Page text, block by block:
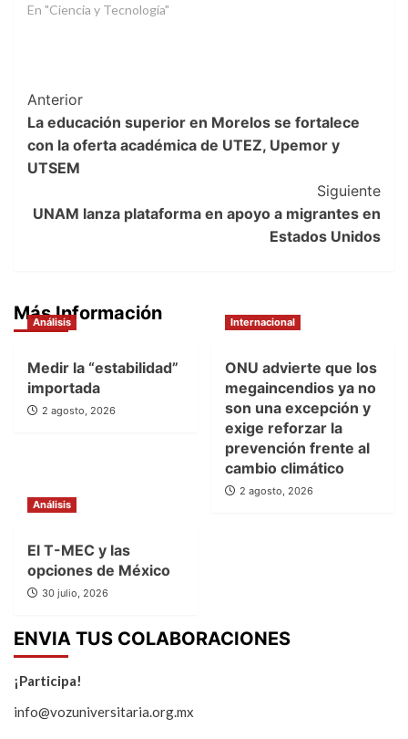
En "Ciencia y Tecnología"
Post
Navigation
Anterior
La educación superior en Morelos se fortalece
con la oferta académica de UTEZ, Upemor y
UTSEM
Siguiente
UNAM lanza plataforma en apoyo a migrantes en
Estados Unidos
Más Información
Análisis
Medir la “estabilidad”
importada
2 agosto, 2026
Internacional
ONU advierte que los
megaincendios ya no
son una excepción y
exige reforzar la
prevención frente al
cambio climático
2 agosto, 2026
Análisis
El T-MEC y las
opciones de México
30 julio, 2026
ENVIA TUS COLABORACIONES
¡Participa!
info@vozuniversitaria.org.mx